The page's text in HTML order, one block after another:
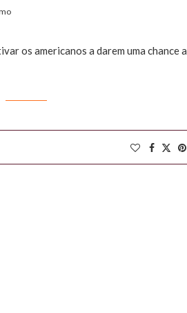
os americanos a darem uma chance a